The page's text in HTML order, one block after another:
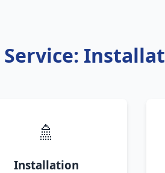
Service:
🚿
Installation